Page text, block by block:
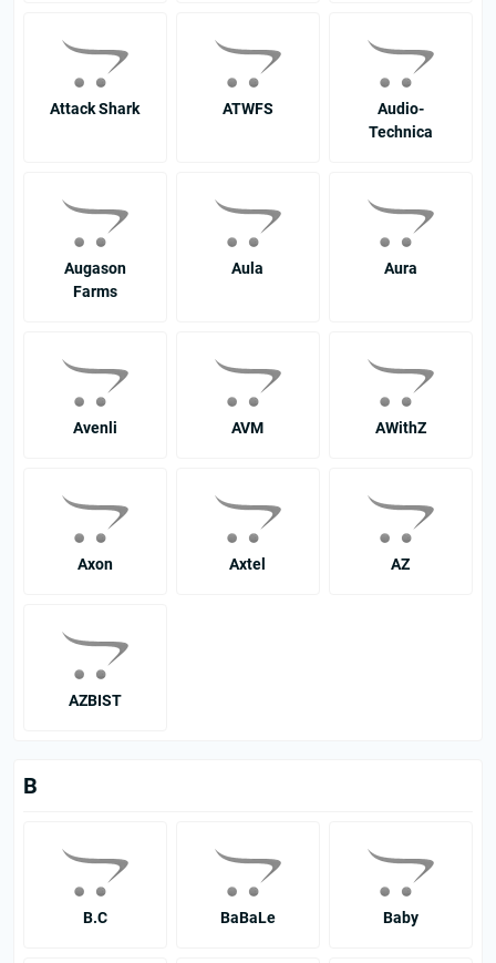
Attack Shark ATWFS
Audio-
Technica
Augason
Farms
Aula Aura
Avenli AVM AWithZ
Axon Axtel AZ
AZBIST
B
B.C BaBaLe Baby